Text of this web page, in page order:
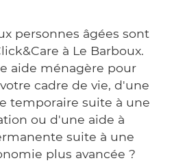
personnes âgées sont
à Le Barboux.
aide ménagère pour
cadre de vie, d'une
temporaire suite à une
ou d'une aide à
suite à une
plus avancée ?